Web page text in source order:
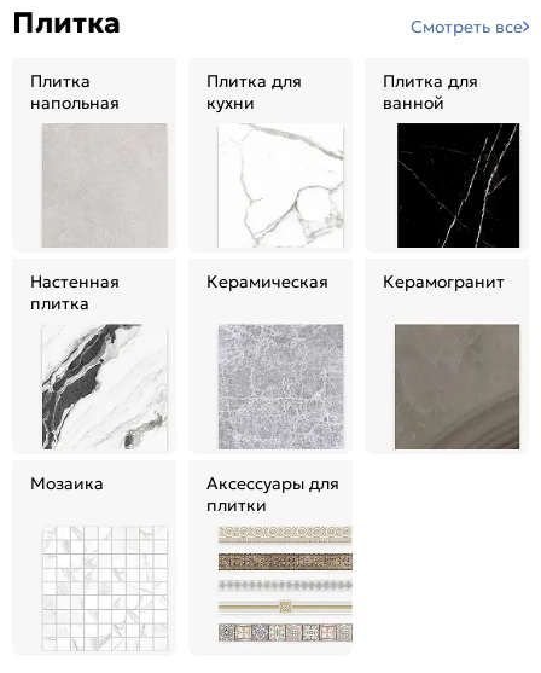
Плитка Смотреть все
Плитка
напольная
Плитка для
кухни
Плитка для
ванной
Настенная
плитка
Керамическая Керамогранит
Мозаика
Аксессуары для
плитки